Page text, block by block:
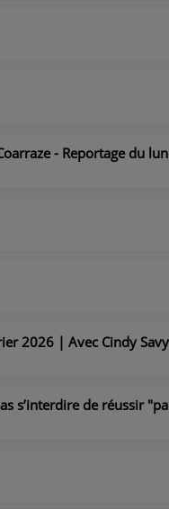
- Reportage du
2026 | Avec Cindy
s’interdire de réussir